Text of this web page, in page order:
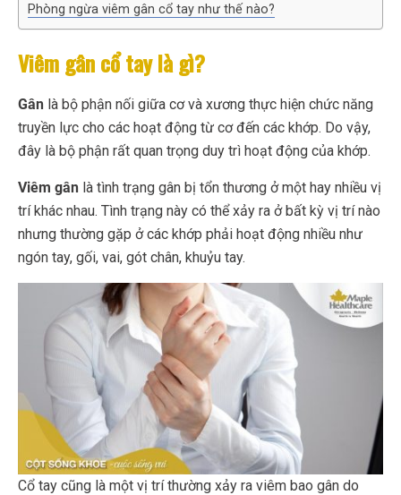
Phòng ngừa viêm gân cổ tay như thế nào?
Viêm gân cổ tay là gì?
Gân là bộ phận nối giữa cơ và xương thực hiện chức năng
truyền lực cho các hoạt động từ cơ đến các khớp. Do vậy,
đây là bộ phận rất quan trọng duy trì hoạt động của khớp.
Viêm gân là tình trạng gân bị tổn thương ở một hay nhiều vị
trí khác nhau. Tình trạng này có thể xảy ra ở bất kỳ vị trí nào
nhưng thường gặp ở các khớp phải hoạt động nhiều như
ngón tay, gối, vai, gót chân, khuỷu tay.
Cổ tay cũng là một vị trí thường xảy ra viêm bao gân do